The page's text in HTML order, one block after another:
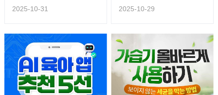
2025-10-31 2025-10-29